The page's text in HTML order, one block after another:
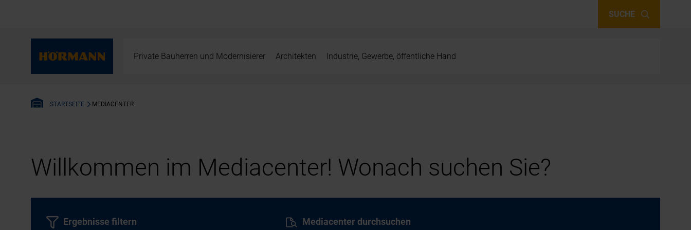
SUCHE
Private Bauherren und Modernisierer Architekten Industrie, Gewerbe, öffentliche Hand
STARTSEITE MEDIACENTER
Willkommen im Mediacenter! Wonach suchen Sie?
Mediacenter durchsuchen
Ergebnisse filtern